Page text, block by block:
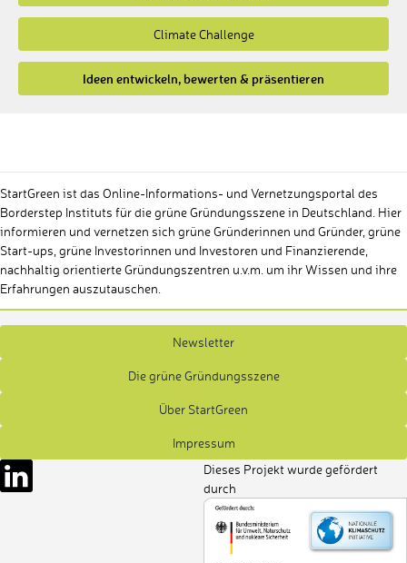
Climate Challenge
Ideen entwickeln, bewerten & präsentieren
StartGreen ist das Online-Informations- und Vernetzungsportal des
Borderstep Instituts für die grüne Gründungsszene in Deutschland. Hier
informieren und vernetzen sich grüne Gründerinnen und Gründer, grüne
Start-ups, grüne Investorinnen und Investoren und Finanzierende,
nachhaltig orientierte Gründungszentren u.v.m. um ihr Wissen und ihre
Erfahrungen auszutauschen.
Newsletter
Die grüne Gründungsszene
Über StartGreen
Impressum
Dieses Projekt wurde gefördert
durch